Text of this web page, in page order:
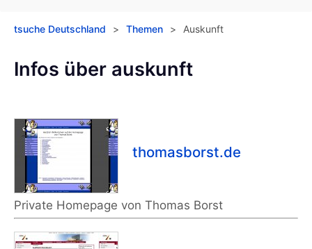
tsuche Deutschland > Themen > Auskunft
Infos über auskunft
thomasborst.de
Private Homepage von Thomas Borst